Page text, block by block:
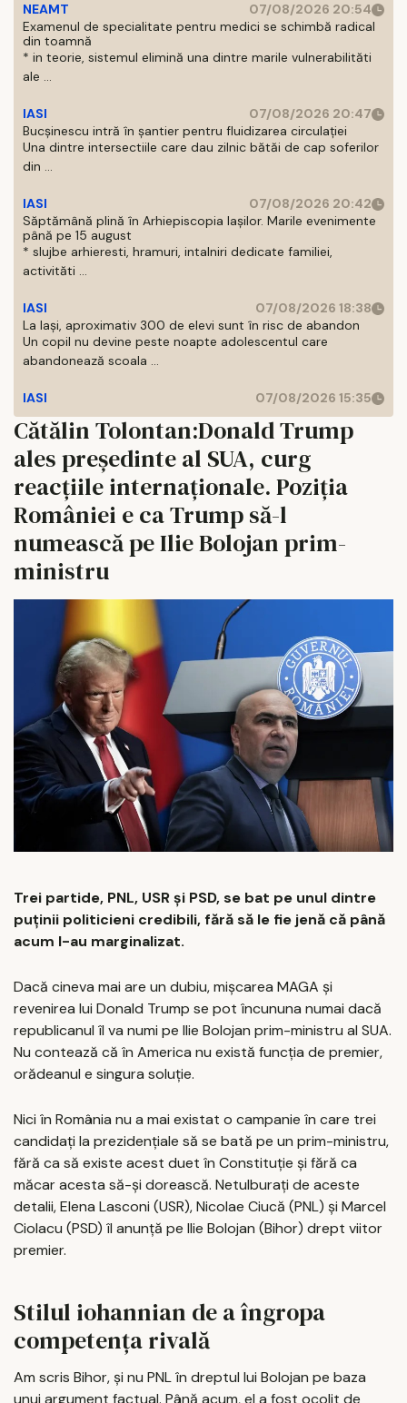
NEAMT
07/08/2026 20:54
Examenul de specialitate pentru medici se schimbă radical
din toamnă
* in teorie, sistemul elimină una dintre marile vulnerabilităti
ale ...
IASI
07/08/2026 20:47
Bucșinescu intră în șantier pentru fluidizarea circulației
Una dintre intersectiile care dau zilnic bătăi de cap soferilor
din ...
IASI
07/08/2026 20:42
Săptămână plină în Arhiepiscopia Iașilor. Marile evenimente
până pe 15 august
* slujbe arhieresti, hramuri, intalniri dedicate familiei,
activităti ...
IASI
07/08/2026 18:38
La Iași, aproximativ 300 de elevi sunt în risc de abandon
Un copil nu devine peste noapte adolescentul care
abandonează scoala ...
IASI 07/08/2026 15:35
Cătălin Tolontan:Donald Trump
ales președinte al SUA, curg
reacțiile internaționale. Poziția
României e ca Trump să-l
numească pe Ilie Bolojan prim-
ministru
Trei partide, PNL, USR și PSD, se bat pe unul dintre
puținii politicieni credibili, fără să le fie jenă că până
acum l-au marginalizat.
Dacă cineva mai are un dubiu, mișcarea MAGA și
revenirea lui Donald Trump se pot încununa numai dacă
republicanul îl va numi pe Ilie Bolojan prim-ministru al SUA.
Nu contează că în America nu există funcția de premier,
orădeanul e singura soluție.
Nici în România nu a mai existat o campanie în care trei
candidați la prezidențiale să se bată pe un prim-ministru,
fără ca să existe acest duet în Constituție și fără ca
măcar acesta să-și dorească. Netulburați de aceste
detalii, Elena Lasconi (USR), Nicolae Ciucă (PNL) și Marcel
Ciolacu (PSD) îl anunță pe Ilie Bolojan (Bihor) drept viitor
premier.
Stilul iohannian de a îngropa
competența rivală
Am scris Bihor, și nu PNL în dreptul lui Bolojan pe baza
unui argument factual. Până acum, el a fost ocolit de